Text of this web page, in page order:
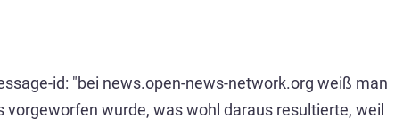
id: "bei news.open-news-network.org weiß man
wurde, was wohl daraus resultierte, weil